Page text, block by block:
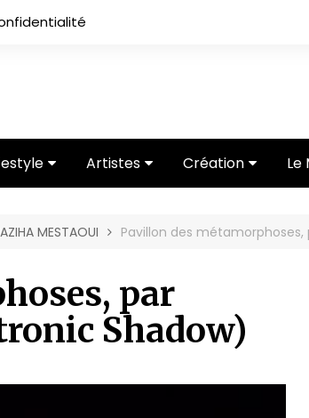
Artistes
Entretiens
Création
Vidéos
Le
MESTAOUI Pavillon des
par
Shadow)